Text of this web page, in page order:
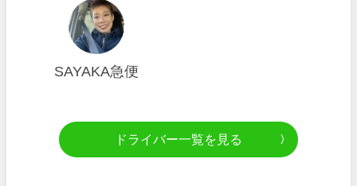
SAYAKA急便
ドライバー一覧を見る